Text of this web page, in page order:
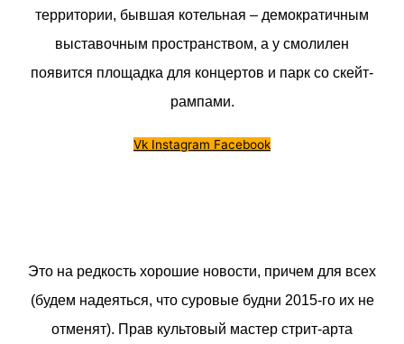
территории, бывшая котельная – демократичным
выставочным пространством, а у смолилен
появится площадка для концертов и парк со скейт-
рампами.
Vk Instagram Facebook
Это на редкость хорошие новости, причем для всех
(будем надеяться, что суровые будни 2015-го их не
отменят). Прав культовый мастер стрит-арта